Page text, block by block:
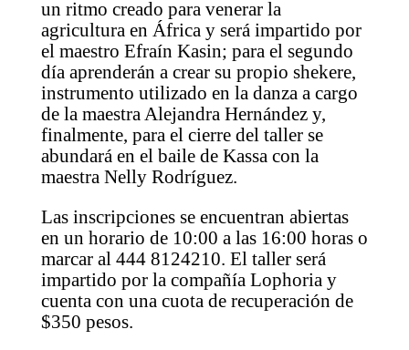
un ritmo creado para venerar la
agricultura en África y será impartido por
el maestro Efraín Kasin; para el segundo
día aprenderán a crear su propio shekere,
instrumento utilizado en la danza a cargo
de la maestra Alejandra Hernández y,
finalmente, para el cierre del taller se
abundará en el baile de Kassa con la
maestra Nelly Rodríguez.
Las inscripciones se encuentran abiertas
en un horario de 10:00 a las 16:00 horas o
marcar al 444 8124210. El taller será
impartido por la compañía Lophoria y
cuenta con una cuota de recuperación de
$350 pesos.